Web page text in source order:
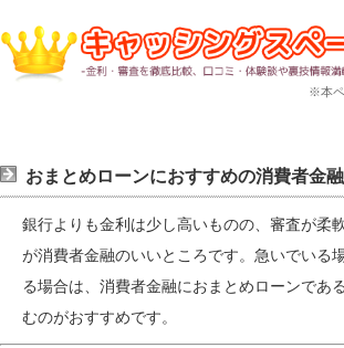
※本ペ
おまとめローンにおすすめの消費者金融
銀行よりも金利は少し高いものの、審査が柔
が消費者金融のいいところです。急いでいる
る場合は、消費者金融におまとめローンであ
むのがおすすめです。